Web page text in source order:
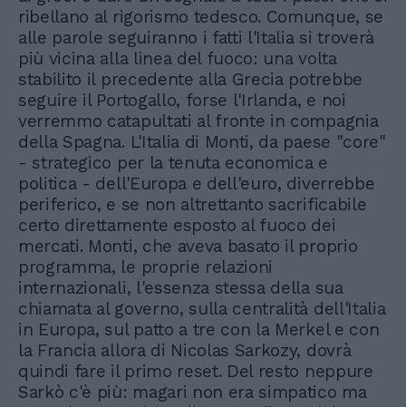
ribellano al rigorismo tedesco. Comunque, se
alle parole seguiranno i fatti l'Italia si troverà
più vicina alla linea del fuoco: una volta
stabilito il precedente alla Grecia potrebbe
seguire il Portogallo, forse l'Irlanda, e noi
verremmo catapultati al fronte in compagnia
della Spagna. L'Italia di Monti, da paese "core"
- strategico per la tenuta economica e
politica - dell'Europa e dell'euro, diverrebbe
periferico, e se non altrettanto sacrificabile
certo direttamente esposto al fuoco dei
mercati. Monti, che aveva basato il proprio
programma, le proprie relazioni
internazionali, l'essenza stessa della sua
chiamata al governo, sulla centralità dell'Italia
in Europa, sul patto a tre con la Merkel e con
la Francia allora di Nicolas Sarkozy, dovrà
quindi fare il primo reset. Del resto neppure
Sarkò c'è più: magari non era simpatico ma